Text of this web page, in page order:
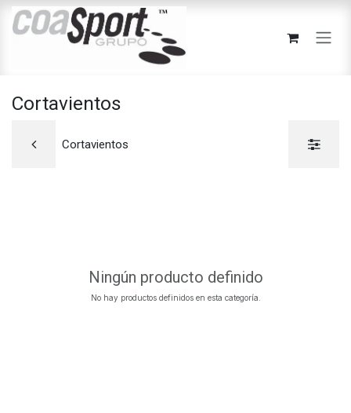
Ir al contenido
Cortavientos
Cortavientos
Ningún producto definido
No hay productos definidos en esta categoría.